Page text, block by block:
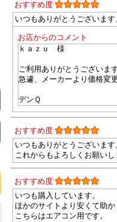
おすすめ度
いつもありがとうございます
お店からのコメント
ｋａｚｕ 様
ご利用ありがとうございます
急遽、メーカーより価格変
デンＱ
おすすめ度
いつもありがとうございます
これからもよろしくお願いし
おすすめ度
いつも購入しています。
ほかのサイトより安くて助か
こちらはエアコン用です。